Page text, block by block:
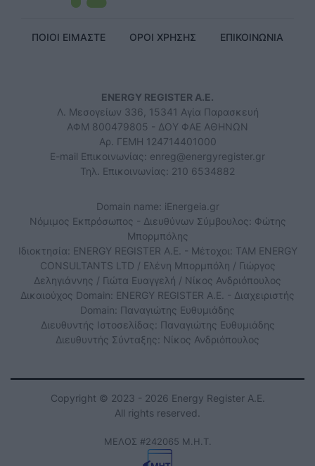
ΠΟΙΟΙ ΕΙΜΑΣΤΕ ΟΡΟΙ ΧΡΗΣΗΣ ΕΠΙΚΟΙΝΩΝΙΑ
ENERGY REGISTER Α.Ε.
Λ. Μεσογείων 336, 15341 Αγία Παρασκευή
ΑΦΜ 800479805 - ΔΟΥ ΦΑΕ ΑΘΗΝΩΝ
Αρ. ΓΕΜΗ 124714401000
E-mail Επικοινωνίας: enreg@energyregister.gr
Τηλ. Επικοινωνίας: 210 6534882
Domain name: iEnergeia.gr
Νόμιμος Εκπρόσωπος - Διευθύνων Σύμβουλος: Φώτης
Μπορμπόλης
Ιδιοκτησία: ENERGY REGISTER Α.Ε. - Μέτοχοι: TAM ENERGY
CONSULTANTS LTD / Ελένη Μπορμπόλη / Γιώργος
Δεληγιάννης / Γιώτα Ευαγγελή / Νίκος Ανδριόπουλος
Δικαιούχος Domain: ENERGY REGISTER Α.Ε. - Διαχειριστής
Domain: Παναγιώτης Ευθυμιάδης
Διευθυντής Ιστοσελίδας: Παναγιώτης Ευθυμιάδης
Διευθυντής Σύνταξης: Νίκος Ανδριόπουλος
Copyright © 2023 - 2026 Energy Register Α.Ε.
All rights reserved.
ΜΕΛΟΣ #242065 Μ.Η.Τ.